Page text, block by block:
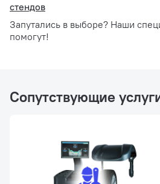
стендов
Запутались в выборе? Наши
помогут!
Сопутствующие